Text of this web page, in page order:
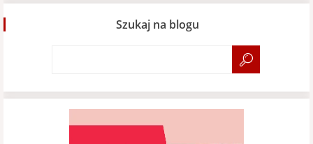
Szukaj na blogu